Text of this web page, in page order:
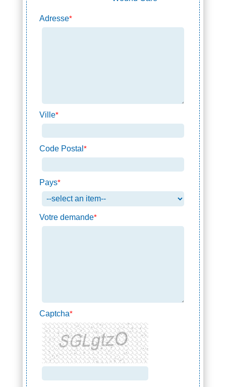
Adresse*
Ville*
Code Postal *
Pays*
Votre demande*
Captcha*